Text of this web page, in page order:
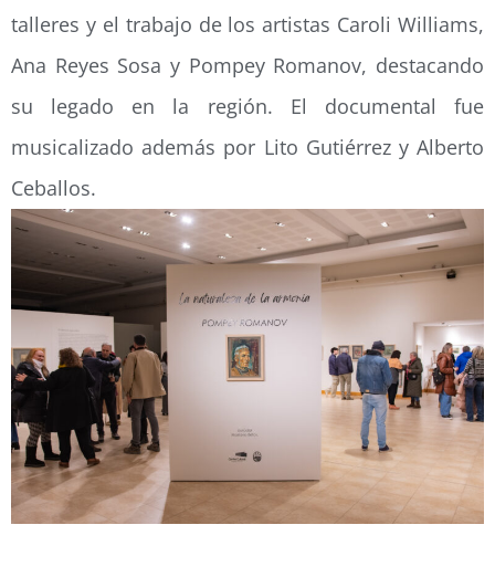
talleres y el trabajo de los artistas Caroli Williams,
Ana Reyes Sosa y Pompey Romanov, destacando
su legado en la región. El documental fue
musicalizado además por Lito Gutiérrez y Alberto
Ceballos.